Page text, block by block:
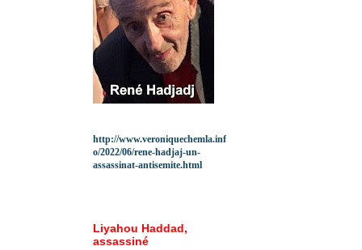
http://www.veroniquechemla.inf
o/2022/06/rene-hadjaj-un-
assassinat-antisemite.html
Liyahou Haddad,
assassiné